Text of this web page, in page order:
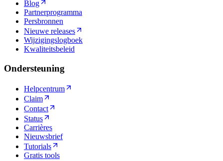
Blog
Partnerprogramma
Persbronnen
Nieuwe releases
Wijzigingslogboek
Kwaliteitsbeleid
Ondersteuning
Helpcentrum
Claim
Contact
Status
Carrières
Nieuwsbrief
Tutorials
Gratis tools